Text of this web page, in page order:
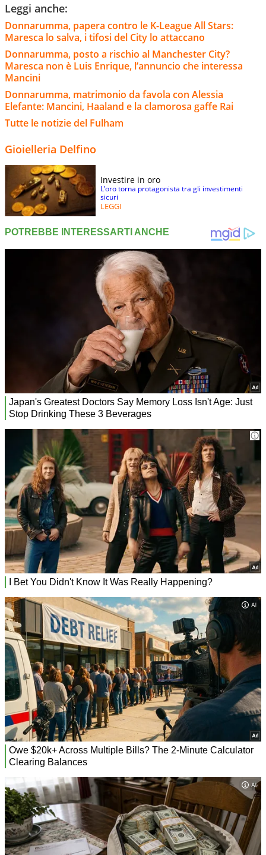
Leggi anche:
Donnarumma, papera contro le K-League All Stars:
Maresca lo salva, i tifosi del City lo attaccano
Donnarumma, posto a rischio al Manchester City?
Maresca non è Luis Enrique, l’annuncio che interessa
Mancini
Donnarumma, matrimonio da favola con Alessia
Elefante: Mancini, Haaland e la clamorosa gaffe Rai
Tutte le notizie del Fulham
Gioielleria Delfino
Investire in oro
L’oro torna protagonista tra gli investimenti
sicuri
LEGGI